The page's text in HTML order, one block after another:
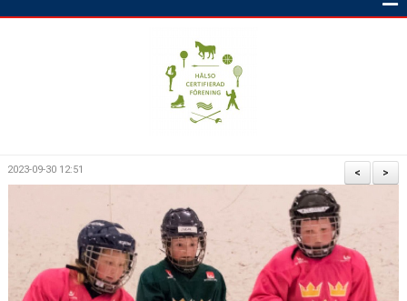
CUPER
>
<
2023-09-30 12:51